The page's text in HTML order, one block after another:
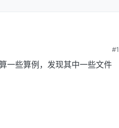
#1
一些算例，发现其中一些文件